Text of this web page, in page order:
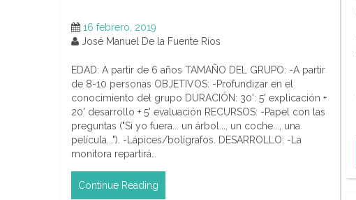
16 febrero, 2019
José Manuel De la Fuente Ríos
EDAD: A partir de 6 años TAMAÑO DEL GRUPO: -A partir
de 8-10 personas OBJETIVOS: -Profundizar en el
conocimiento del grupo DURACIÓN: 30': 5' explicación +
20' desarrollo + 5' evaluación RECURSOS: -Papel con las
preguntas ("Si yo fuera... un árbol..., un coche..., una
película..."). -Lápices/bolígrafos. DESARROLLO: -La
monitora repartirá…
Continue Reading